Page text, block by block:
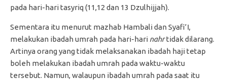
pada hari-hari tasyriq (11,12 dan 13 Dzulhijjah).
Sementara itu menurut mazhab Hambali dan Syafi’I,
melakukan ibadah umrah pada hari-hari nahrtidak dilarang.
Artinya orang yang tidak melaksanakan ibadah haji tetap
boleh melakukan ibadah umrah pada waktu-waktu
tersebut. Namun, walaupun ibadah umrah pada saat itu